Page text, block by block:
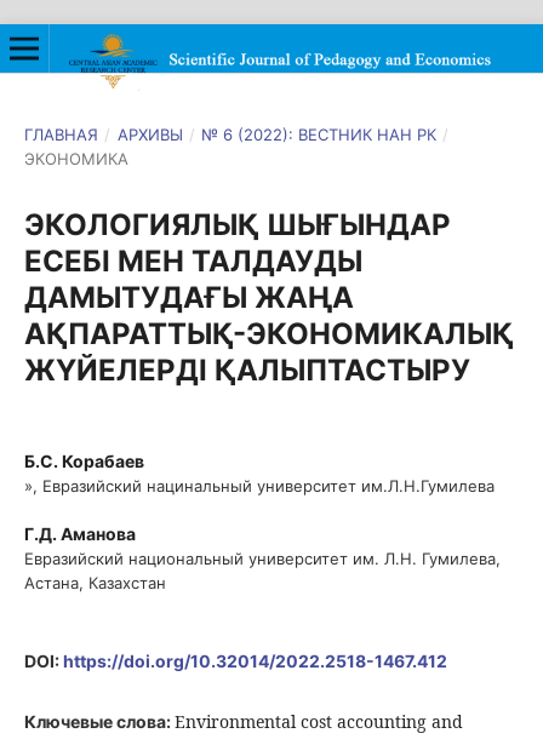
ГЛАВНАЯ / АРХИВЫ / № 6 (2022): ВЕСТНИК НАН РК /
ЭКОНОМИКА
ЭКОЛОГИЯЛЫҚ ШЫҒЫНДАР
ЕСЕБІ МЕН ТАЛДАУДЫ
ДАМЫТУДАҒЫ ЖАҢА
АҚПАРАТТЫҚ-ЭКОНОМИКАЛЫҚ
ЖҮЙЕЛЕРДІ ҚАЛЫПТАСТЫРУ
Б.С. Корабаев
», Евразийский нацинальный университет им.Л.Н.Гумилева
Г.Д. Аманова
Евразийский национальный университет им. Л.Н. Гумилева,
Астана, Казахстан
DOI:https://doi.org/10.32014/2022.2518-1467.412
Ключевые слова:Environmental cost accounting and